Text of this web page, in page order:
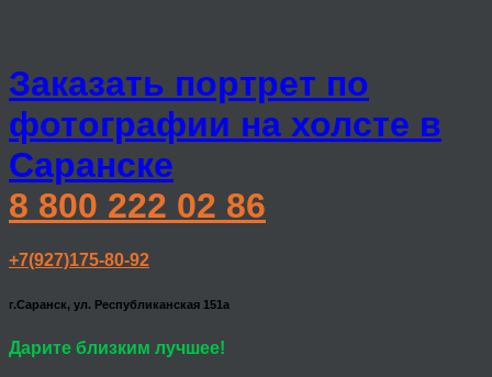
Заказать портрет по
фотографии на холсте в
Саранске
8 800 222 02 86
+7(927)175-80-92
г.Саранск, ул. Республиканская 151а
Дарите близким лучшее!